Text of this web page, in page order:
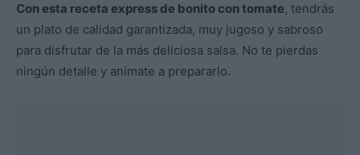
Con esta receta express de bonito con tomate, tendrás
un plato de calidad garantizada, muy jugoso y sabroso
para disfrutar de la más deliciosa salsa. No te pierdas
ningún detalle y anímate a prepararlo.